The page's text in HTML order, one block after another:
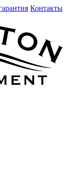
Контакты